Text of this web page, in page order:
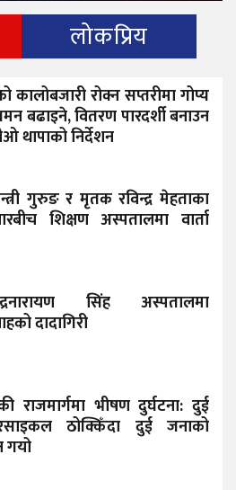
लोकप्रिय
कालोबजारी रोक्न सप्तरीमा गोप्य
बढाइने, वितरण पारदर्शी बनाउन
थापाको निर्देशन
गुरुङ र मृतक रविन्द्र मेहताका
शिक्षण अस्पतालमा वार्ता
सिंह अस्पतालमा
दादागिरी
राजमार्गमा भीषण दुर्घटना: दुई
ठोक्किँदा दुई जनाको
गयो